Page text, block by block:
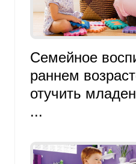
Семейное
раннем
отучить
...